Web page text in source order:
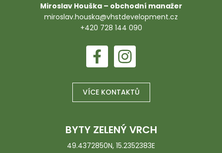
Miroslav Houška – obchodní manažer
miroslav.houska@vhstdevelopment.cz
+420 728 144 090
VÍCE KONTAKTŮ
BYTY ZELENÝ VRCH
49.4372850N, 15.2352383E